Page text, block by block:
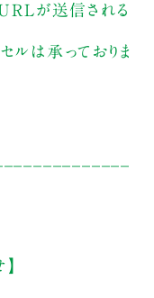
が送信される
ルは承っておりま